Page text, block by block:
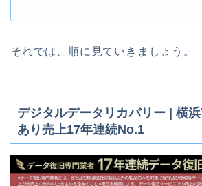
それでは、順に見ていきましょう。
デジタルデータリカバリー | 横
あり売上17年連続No.1